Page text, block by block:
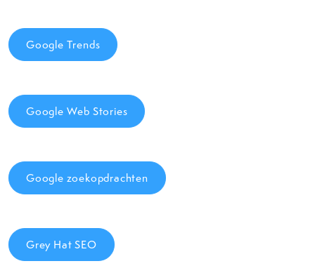
Google Trends
Google Web Stories
Google zoekopdrachten
Grey Hat SEO